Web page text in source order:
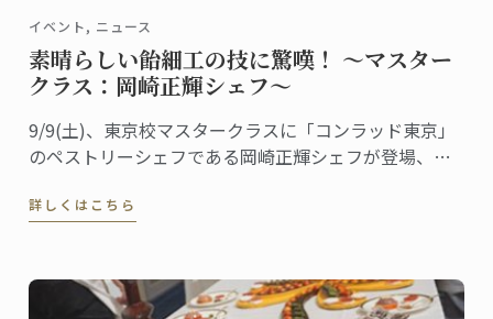
イベント, ニュース
素晴らしい飴細工の技に驚嘆！ ～マスター
クラス：岡崎正輝シェフ～
9/9(土)、東京校マスタークラスに「コンラッド東京」
のペストリーシェフである岡崎正輝シェフが登場、シ
た。
詳しくはこちら